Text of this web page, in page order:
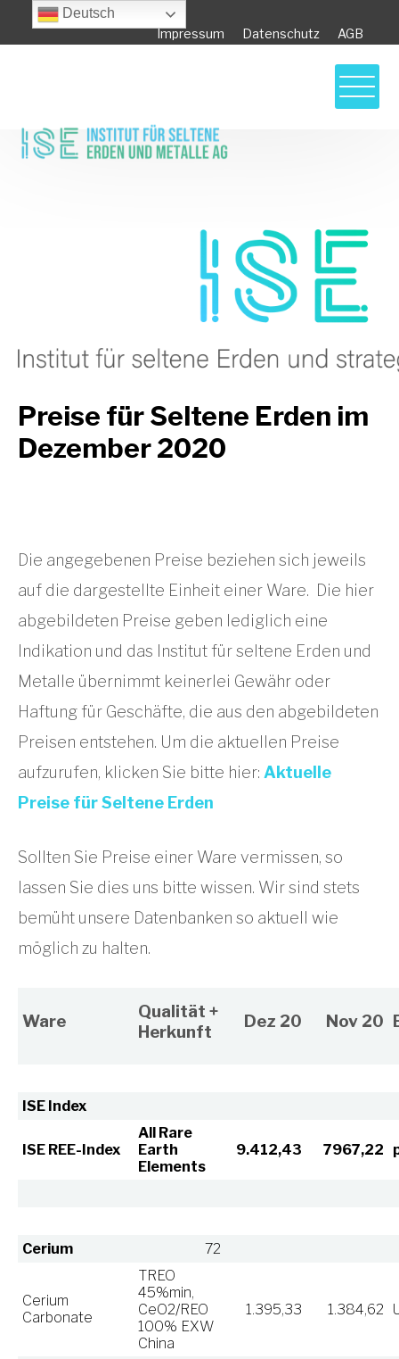
Impressum Datenschutz AGB
Preise für seltene Erden im Dezember 2020
Preise für Seltene Erden im
Dezember 2020
Die angegebenen Preise beziehen sich jeweils
auf die dargestellte Einheit einer Ware. Die hier
abgebildeten Preise geben lediglich eine
Indikation und das Institut für seltene Erden und
Metalle übernimmt keinerlei Gewähr oder
Haftung für Geschäfte, die aus den abgebildeten
Preisen entstehen. Um die aktuellen Preise
aufzurufen, klicken Sie bitte hier: Aktuelle
Preise für Seltene Erden
Sollten Sie Preise einer Ware vermissen, so
lassen Sie dies uns bitte wissen. Wir sind stets
bemüht unsere Datenbanken so aktuell wie
möglich zu halten.
Ware
Qualität +
Herkunft
Dez 20 Nov 20
ISE Index
ISE REE-Index
All Rare
Earth
Elements
9.412,43 7967,22
Cerium 72
Cerium
Carbonate
TREO
45%min,
CeO2/REO
100% EXW
China
1.395,33 1.384,62
Deutsch